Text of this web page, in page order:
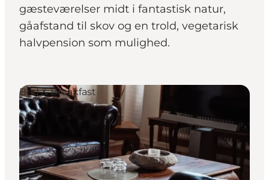
Overnatning
Planlæg din ferie
gæsteværelser midt i fantastisk natur,
gåafstand til skov og en trold, vegetarisk
halvpension som mulighed.
Bed & Breakfast